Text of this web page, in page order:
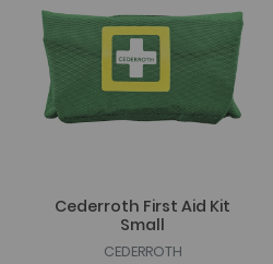
Cederroth First Aid Kit
Small
CEDERROTH